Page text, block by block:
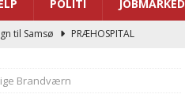
POLITI JOBMARKED
til Samsø
PRÆHOSPITAL
Brandværn